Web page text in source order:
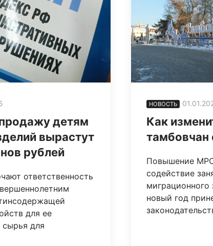
детям
вырастут
рублей
ответственность
для ее
сырья для
НОВОСТЬ
Как
тамбовчан
Повышение
содействие
миграционного
новый год